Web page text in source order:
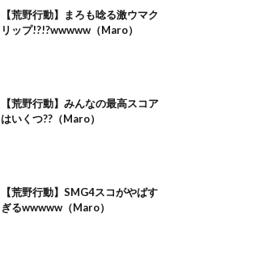
【荒野行動】まろも唸る激ウマク
リップ!?!?wwwww（Maro）
【荒野行動】みんなの最高スコア
はいくつ??（Maro）
【荒野行動】SMG4スコがやばす
ぎるwwwww（Maro）